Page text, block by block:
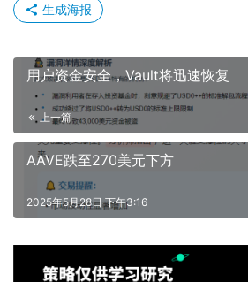
生成海报
用户资金安全，Vault将迅速恢复
上一篇
AAVE跌至270美元下方
2025年5月28日 下午3:16